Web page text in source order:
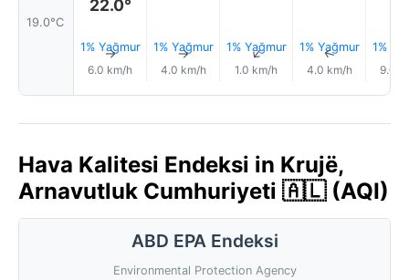
19.0°C
22.0°
1% Yağmur
↑
6.0 km/h
1% Yağmur
↑
4.0 km/h
1% Yağmur
↑
1.0 km/h
1% Yağmur
↑
4.0 km/h
1%
9.0
Hava Kalitesi Endeksi in Krujë,
Arnavutluk Cumhuriyeti 🇦🇱 (AQI)
ABD EPA Endeksi
Environmental Protection Agency